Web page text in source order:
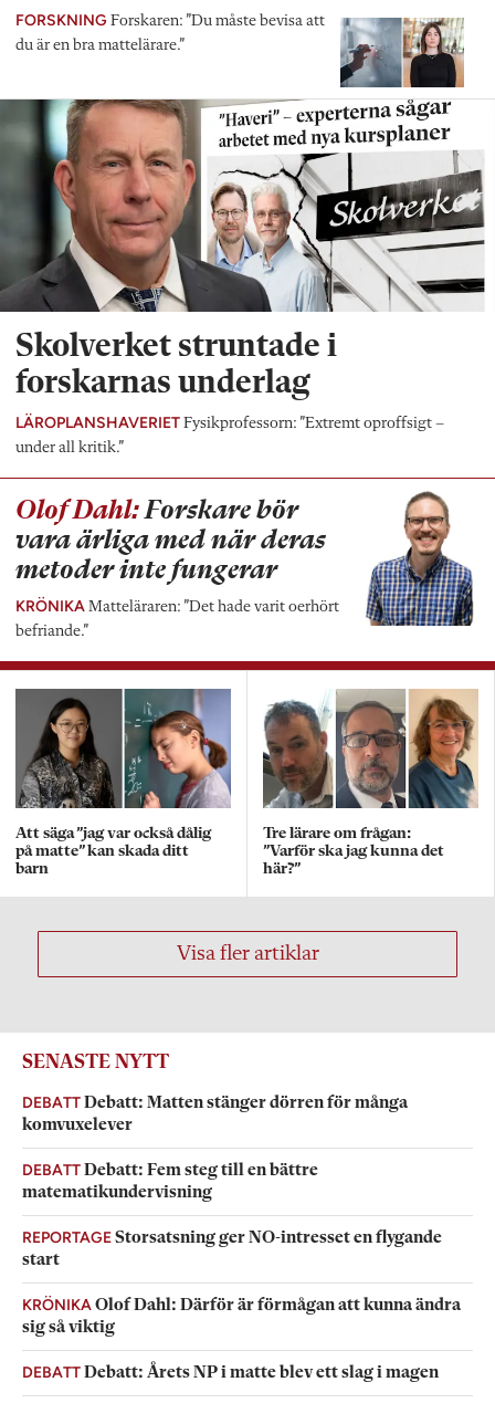
FORSKNING Forskaren: ”Du måste bevisa att
du är en bra mattelärare.”
Skolverket struntade i
forskarnas underlag
LÄROPLANSHAVERIET Fysikprofessorn: ”Extremt oproffsigt –
under all kritik.”
Olof Dahl:Forskare bör
vara ärliga med när deras
metoder inte fungerar
KRÖNIKA Matteläraren: ”Det hade varit oerhört
befriande.”
Att säga ”jag var också dålig
på matte” kan skada ditt
barn
Tre lärare om frågan:
”Varför ska jag kunna det
här?”
Visa fler artiklar
SENASTE NYTT
DEBATTDebatt: Matten stänger dörren för många
komvuxelever
DEBATTDebatt: Fem steg till en bättre
matematikundervisning
REPORTAGEStorsatsning ger NO-intresset en flygande
start
KRÖNIKA Olof Dahl: Därför är förmågan att kunna ändra
sig så viktig
DEBATTDebatt: Årets NP i matte blev ett slag i magen